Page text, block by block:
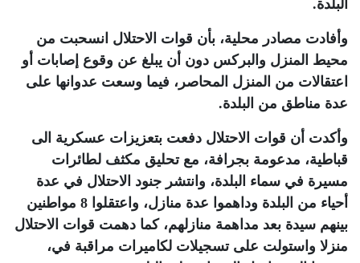
البلدة.
وأفادت مصادر محلية، بأن قوات الاحتلال انسحبت من
محيط المنزل والبركس دون أن يبلغ عن وقوع إصابات أو
اعتقالات من المنزل المحاصر، فيما وسعت عدوانها على
عدة مناطق من البلدة.
وأكدت أن قوات الاحتلال دفعت بتعزيزات عسكرية الى
قباطية، مدعومة بجرافة، مع تحليق مكثف لطائرات
مسيرة في سماء البلدة، وانتشر جنود الاحتلال في عدة
أحياء من البلدة وداهموا عدة منازل، واعتقلوا 8 مواطنين
بينهم سيدة بعد مداهمة منازلهم، كما دهمت قوات الاحتلال
منزلا واستولت على تسجيلات لكاميرات مراقبة في،